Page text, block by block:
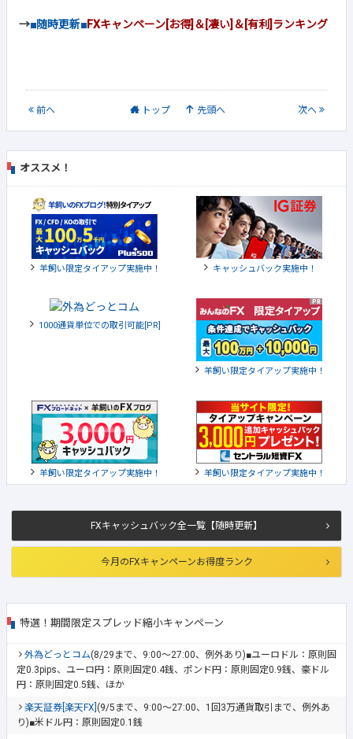
→■随時更新■FXキャンペーン[お得]＆[凄い]＆[有利]ランキング
前へ トップ 先頭へ 次へ
FXキャッシュバック全一覧【随時更新】
今月のFXキャンペーンお得度ランク
特選！期間限定スプレッド縮小キャンペーン
外為どっとコム(8/29まで、9:00～27:00、例外あり)■ユーロドル：原則固
定0.3pips、ユーロ円：原則固定0.4銭、ポンド円：原則固定0.9銭、豪ドル
円：原則固定0.5銭、ほか
楽天証券[楽天FX] (9/5まで、9:00～27:00、1回3万通貨取引まで、例外あ
り)■米ドル円：原則固定0.1銭
オススメ！
羊飼い限定タイアップ実施中！ キャッシュバック実施中！
1000通貨単位での取引可能[PR]
羊飼い限定タイアップ実施中！
羊飼い限定タイアップ実施中！ 羊飼い限定タイアップ実施中！